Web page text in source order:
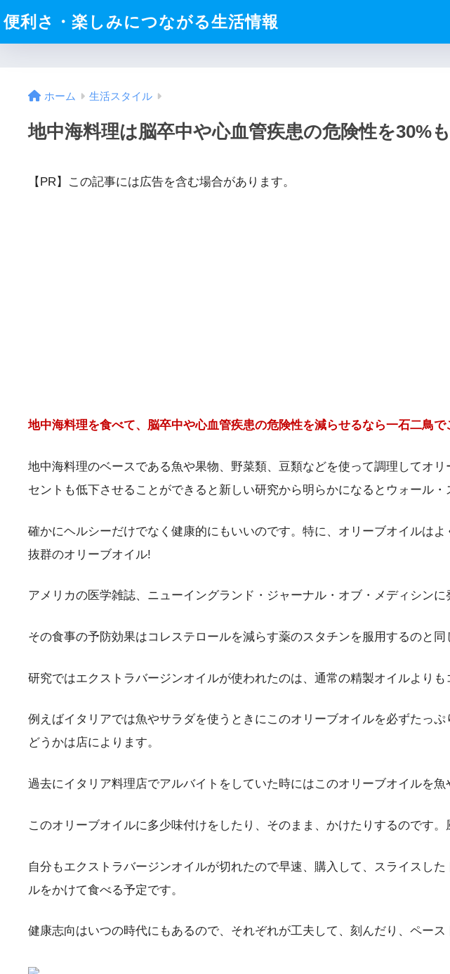
便利さ・楽しみにつながる生活情報
ホーム 生活スタイル
地中海料理は脳卒中や心血管疾患の危険性を30%
【PR】この記事には広告を含む場合があります。
地中海料理を食べて、 脳卒中や心血管疾患の危険性を減らせるなら一石二鳥で
地中海料理のベースである魚や果物、野菜類、豆類などを使って調理してオリ
セントも低下させることができると 新しい研究から明らかになるとウォール
確かにヘルシーだけでなく健康的にもいいのです。特に、オリーブオイルはよ
抜群のオリーブオイル!
アメリカの医学雑誌、ニューイングランド・ジャーナル・オブ・メディシンに
その食事の予防効果はコレステロールを減らす薬のスタチンを服用するのと同
研究ではエクストラバージンオイルが使われたのは、通常の精製オイルより
例えばイタリアでは魚やサラダを使うときにこのオリーブオイルを必ずたっ
どうかは店によります。
過去にイタリア料理店でアルバイトをしていた時にはこのオリーブオイルを
このオリーブオイルに多少味付けをしたり、そのまま、かけたりするのです
自分もエクストラバージンオイルが切れたので早速、購入して、スライスし
ルをかけて食べる予定です。
健康志向はいつの時代にもあるので、それぞれが工夫して、刻んだり、ペー